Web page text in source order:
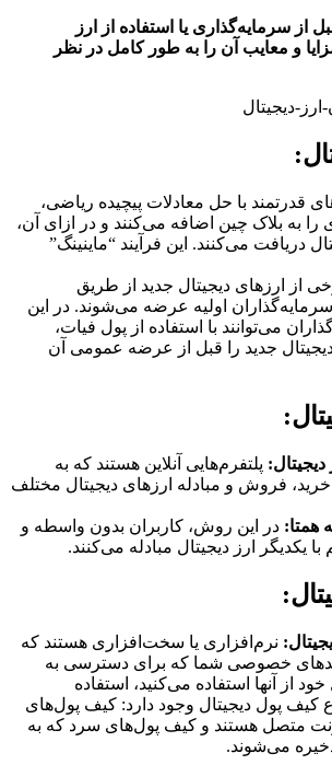
سرمایه‌گذاری یا استفاده از ارز
و معایب آن را به طور کامل در نظر
قدرتمند با حل معادلات پیچیده ریاضی،
را به بلاک چین اضافه می‌کنند و در ازای آن،
دریافت می‌کنند. این فرآیند “ماینینگ”
از ارزهای دیجیتال جدید از طریق
اولیه عرضه می‌شوند. در این
می‌توانند با استفاده از پول فیات،
جدید را قبل از عرضه عمومی آن
پلتفرم‌هایی آنلاین هستند که به
خرید، فروش و مبادله ارزهای دیجیتال مختلف
همتا: در این روش، کاربران بدون واسطه و
یکدیگر ارز دیجیتال مبادله می‌کنند.
نرم‌افزاری یا سخت‌افزاری هستند که
خصوصی شما که برای دسترسی به
خود از آنها استفاده می‌کنید، استفاده
کیف پول دیجیتال وجود دارد: کیف پول‌های
متصل هستند و کیف پول‌های سرد که به
می‌شوند.